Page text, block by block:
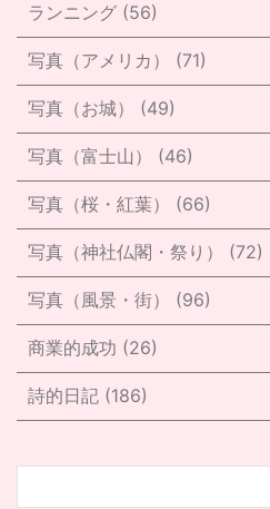
ランニング (56)
写真（アメリカ） (71)
写真（お城） (49)
写真（富士山） (46)
写真（桜・紅葉） (66)
写真（神社仏閣・祭り） (72)
写真（風景・街） (96)
商業的成功 (26)
詩的日記 (186)